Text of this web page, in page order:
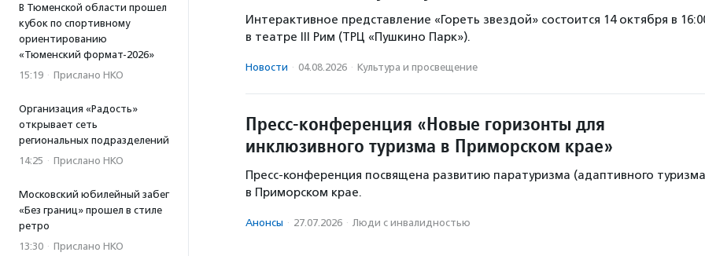
В Тюменской области прошел
кубок по спортивному
ориентированию
«Тюменский формат-2026»
15:19 · Прислано НКО
Организация «Радость»
открывает сеть
региональных подразделений
14:25 · Прислано НКО
Московский юбилейный забег
«Без границ» прошел в стиле
ретро
13:30 · Прислано НКО
Интерактивное представление «Гореть звездой» состоится 14 октября в
в театре III Рим (ТРЦ «Пушкино Парк»).
Новости · 04.08.2026 · Культура и просвещение
Пресс-конференция «Новые горизонты для
инклюзивного туризма в Приморском крае»
Пресс-конференция посвящена развитию паратуризма (адаптивного
в Приморском крае.
Анонсы · 27.07.2026 · Люди с инвалидностью